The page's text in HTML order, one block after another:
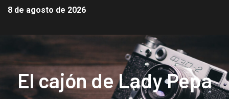
8 de agosto de 2026
El cajón de Lady Pepa